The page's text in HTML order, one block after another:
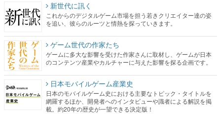
新世代に訊く
これからのデジタルゲーム市場を担う若きクリエイター達の姿
を追い、彼らのルーツと情熱を探っていきます。
ゲーム世代の作家たち
ゲームに多大な影響を受けた作家さんに取材し、ゲームが日本
のコンテンツ産業やカルチャーに与えた影響を探る企画です。
日本モバイルゲーム産業史
日本のモバイルゲーム史における主要なトピック・タイトルを
網羅するほか、開発者へのインタビューや識者による解説を掲
載。約20年の歴史が一望できる決定版！